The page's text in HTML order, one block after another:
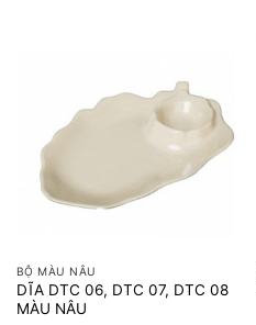
BỘ MÀU NÂU
DĨA DTC 06, DTC 07, DTC 08
MÀU NÂU